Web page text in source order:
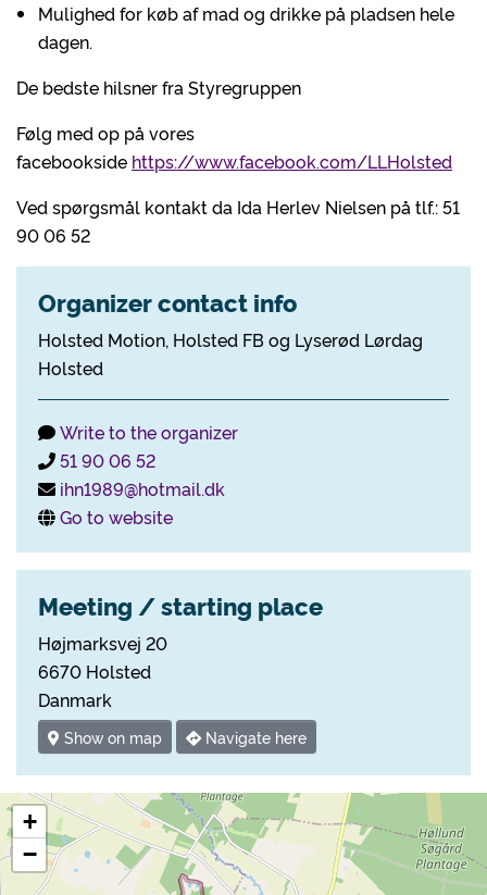
Mulighed for køb af mad og drikke på pladsen hele
dagen.
De bedste hilsner fra Styregruppen
Følg med op på vores
facebookside https://www.facebook.com/LLHolsted
Ved spørgsmål kontakt da Ida Herlev Nielsen på tlf.: 51
90 06 52
Organizer contact info
Holsted Motion, Holsted FB og Lyserød Lørdag
Holsted
Write to the organizer
51 90 06 52
ihn1989@hotmail.dk
Go to website
Meeting / starting place
Højmarksvej 20
6670 Holsted
Danmark
Show on map Navigate here
+
−